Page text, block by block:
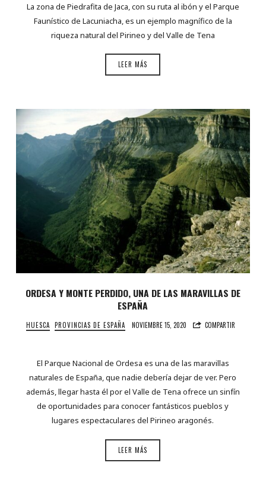
La zona de Piedrafita de Jaca, con su ruta al ibón y el Parque
Faunístico de Lacuniacha, es un ejemplo magnífico de la
riqueza natural del Pirineo y del Valle de Tena
LEER MÁS
ORDESA Y MONTE PERDIDO, UNA DE LAS MARAVILLAS DE
ESPAÑA
HUESCA PROVINCIAS DE ESPAÑA NOVIEMBRE 15, 2020 COMPARTIR
El Parque Nacional de Ordesa es una de las maravillas
naturales de España, que nadie debería dejar de ver. Pero
además, llegar hasta él por el Valle de Tena ofrece un sinfín
de oportunidades para conocer fantásticos pueblos y
lugares espectaculares del Pirineo aragonés.
LEER MÁS